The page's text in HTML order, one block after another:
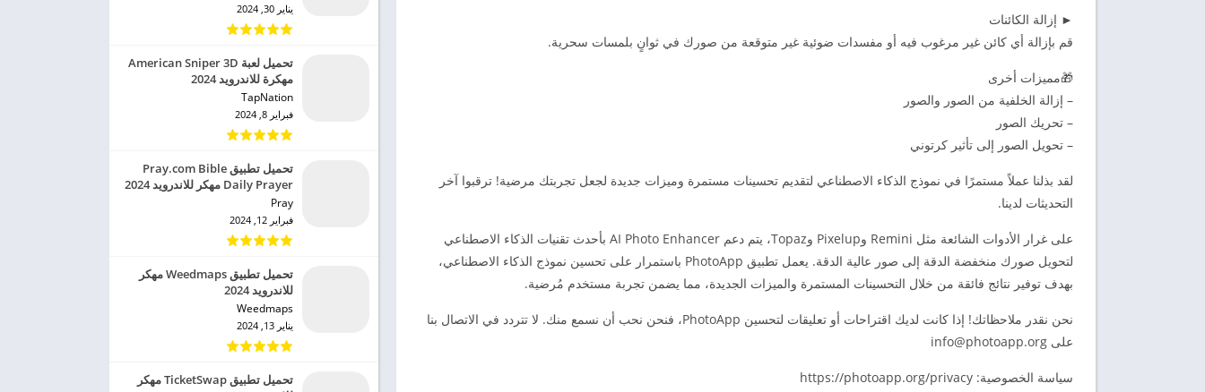
► إزالة الكائنات
قم بإزالة أي كائن غير مرغوب فيه أو مفسدات ضوئية غير متوقعة من صورك في ثوانٍ بلمسات سحرية.
🎁مميزات أخرى
– إزالة الخلفية من الصور والصور
– تحريك الصور
– تحويل الصور إلى تأثير كرتوني
لقد بذلنا عملاً مستمرًا في نموذج الذكاء الاصطناعي لتقديم تحسينات مستمرة وميزات جديدة لجعل تجربتك مرضية! ترقبوا آخر
التحديثات لدينا.
على غرار الأدوات الشائعة مثل Remini وPixelup وTopaz، يتم دعم AI Photo Enhancer بأحدث تقنيات الذكاء الاصطناعي
لتحويل صورك منخفضة الدقة إلى صور عالية الدقة. يعمل تطبيق PhotoApp باستمرار على تحسين نموذج الذكاء الاصطناعي،
بهدف توفير نتائج فائقة من خلال التحسينات المستمرة والميزات الجديدة، مما يضمن تجربة مستخدم مُرضية.
نحن نقدر ملاحظاتك! إذا كانت لديك اقتراحات أو تعليقات لتحسين PhotoApp، فنحن نحب أن نسمع منك. لا تتردد في الاتصال بنا
على info@photoapp.org
سياسة الخصوصية: https://photoapp.org/privacy
يناير 30, 2024
تحميل لعبة American Sniper 3D
مهكرة للاندرويد 2024
TapNation‏
فبراير 8, 2024
تحميل تطبيق Pray.com Bible
Daily Prayer مهكر للاندرويد 2024
Pray‏
فبراير 12, 2024
تحميل تطبيق Weedmaps مهكر
للاندرويد 2024
Weedmaps‏
يناير 13, 2024
تحميل تطبيق TicketSwap مهكر